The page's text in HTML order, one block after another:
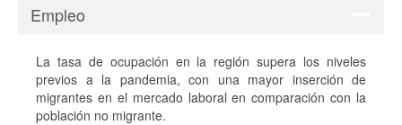
Empleo
La tasa de ocupación en la región supera los niveles
previos a la pandemia, con una mayor inserción de
migrantes en el mercado laboral en comparación con la
población no migrante.